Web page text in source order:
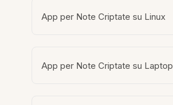
App per Note Criptate su Linux
App per Note Criptate su Laptop